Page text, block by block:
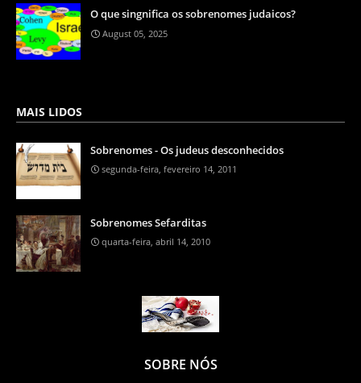
O que singnifica os sobrenomes judaicos?
August 05, 2025
MAIS LIDOS
Sobrenomes - Os judeus desconhecidos
segunda-feira, fevereiro 14, 2011
Sobrenomes Sefarditas
quarta-feira, abril 14, 2010
SOBRE NÓS